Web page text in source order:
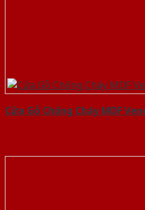
Cửa Gỗ Chống Cháy MDF